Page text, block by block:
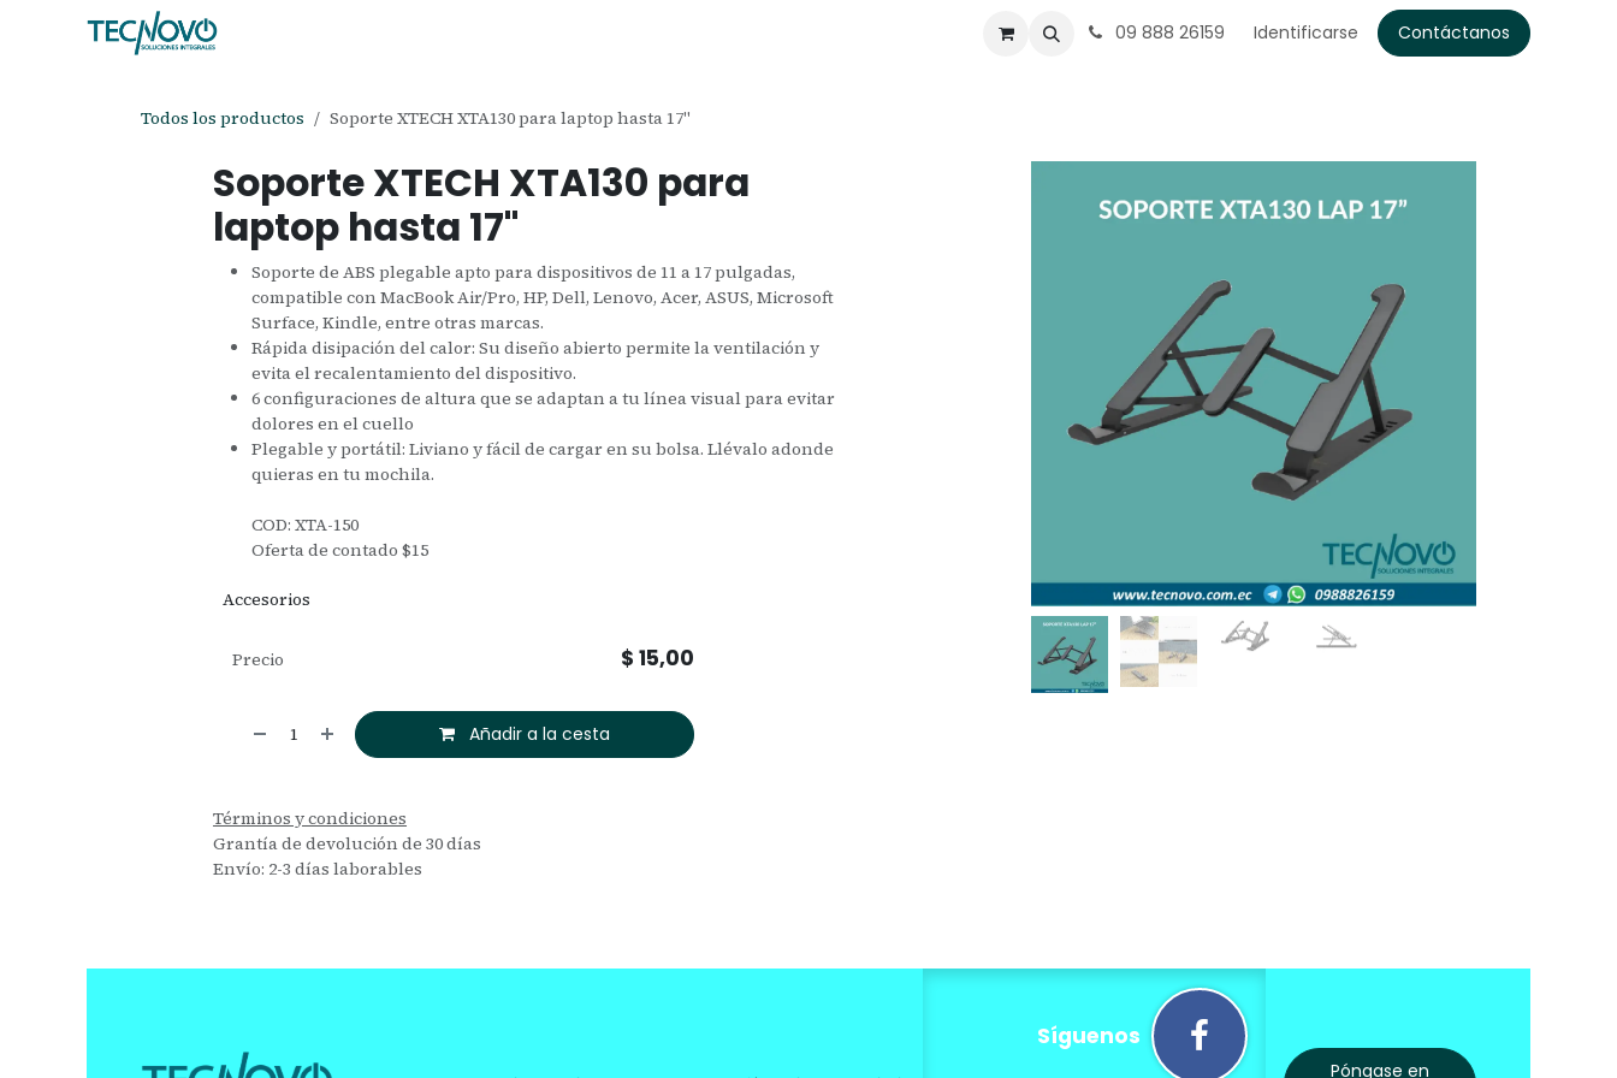
09 888 26159 Identificarse Contáctanos
Todos los productos Soporte XTECH XTA130 para laptop hasta 17"
Soporte XTECH XTA130 para
laptop hasta 17"
Soporte de ABS plegable apto para dispositivos de 11 a 17 pulgadas,
compatible con MacBook Air/Pro, HP, Dell, Lenovo, Acer, ASUS, Microsoft
Surface, Kindle, entre otras marcas.
Rápida disipación del calor: Su diseño abierto permite la ventilación y
evita el recalentamiento del dispositivo.
6 configuraciones de altura que se adaptan a tu línea visual para evitar
dolores en el cuello
Plegable y portátil: Liviano y fácil de cargar en su bolsa. Llévalo adonde
quieras en tu mochila.
COD: XTA-150
Oferta de contado $15
Accesorios
Añadir a la cesta
Precio $15,00
Términos y condiciones
Grantía de devolución de 30 días
Envío: 2-3 días laborables
Síguenos
Póngase en